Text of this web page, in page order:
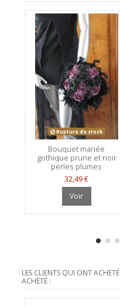
Rupture de stock
Bouquet mariée
gothique prune et noir
perles plumes
32,49 €
Voir
LES CLIENTS QUI ONT
ACHETÉ :